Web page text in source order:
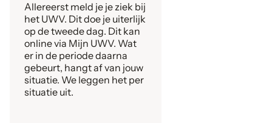
Allereerst meld je je ziek bij
het UWV. Dit doe je uiterlijk
op de tweede dag. Dit kan
online via Mijn UWV. Wat
er in de periode daarna
gebeurt, hangt af van jouw
situatie. We leggen het per
situatie uit.